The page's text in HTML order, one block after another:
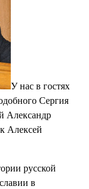
У нас в гостях
Сергия
Александр
Алексей
русской
в